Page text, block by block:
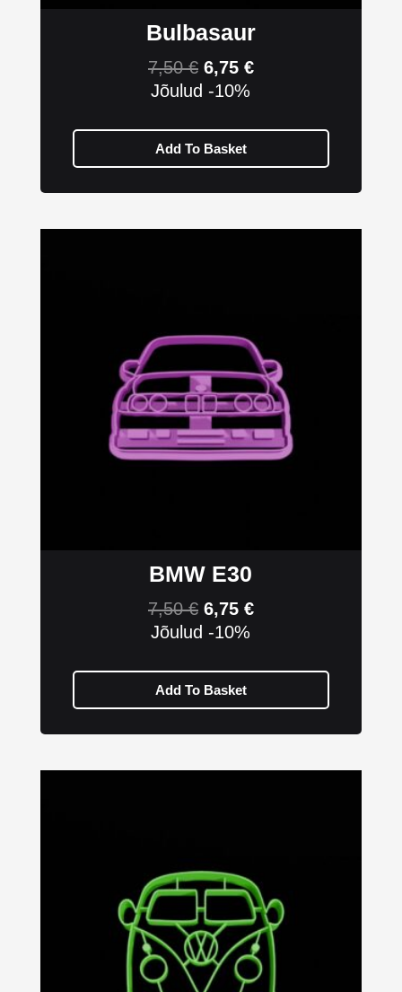
Bulbasaur
7,50€ 6,75 €
Jõulud -10%
Add To Basket
BMW E30
7,50€ 6,75 €
Jõulud -10%
Add To Basket